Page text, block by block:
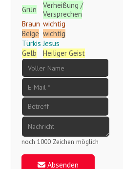
Grün
Verheißung /
Versprechen
Braun wichtig
Beige wichtig
Türkis Jesus
Gelb
Heiliger Geist
noch 1000 Zeichen möglich
Absenden